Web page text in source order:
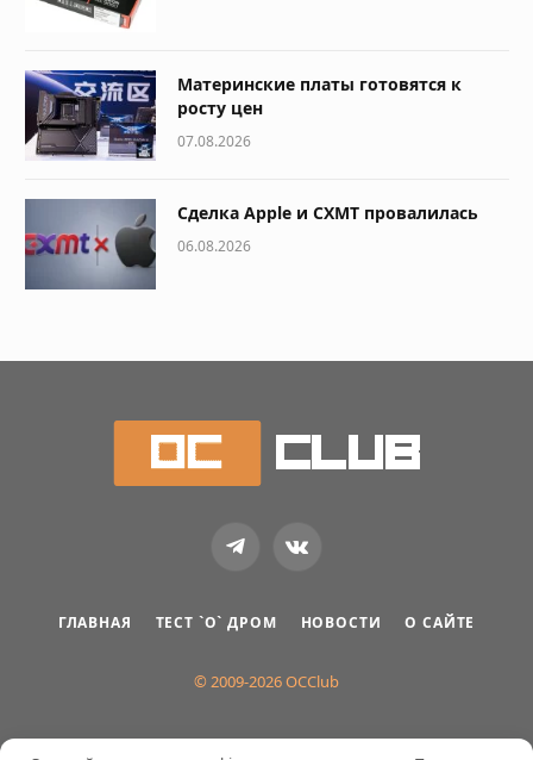
Материнские платы готовятся к
росту цен
07.08.2026
Сделка Apple и CXMT провалилась
06.08.2026
TelegramVKontakte
ГЛАВНАЯ ТЕСТ `О` ДРОМ НОВОСТИ О САЙТЕ
© 2009-2026 OCClub